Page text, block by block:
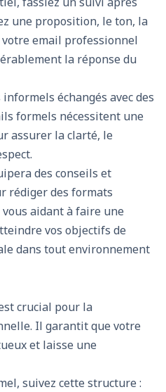
une proposition, le ton, la
email professionnel
la réponse du
échangés avec des
formels nécessitent une
assurer la clarté, le
des conseils et
rédiger des formats
vous aidant à faire une
vos objectifs de
dans tout environnement
crucial pour la
Il garantit que votre
et laisse une
suivez cette structure :